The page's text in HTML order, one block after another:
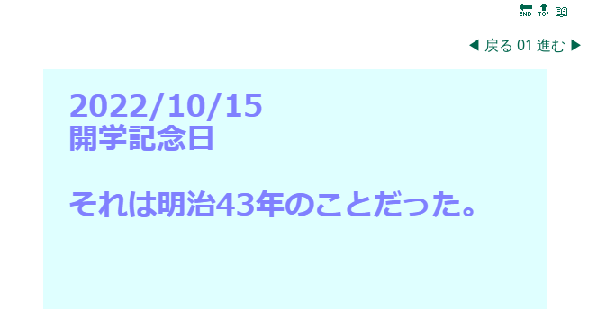
🔚 🔝 📖
◀ 戻る 01 進む ▶